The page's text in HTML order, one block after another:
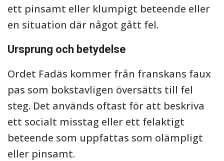
ett pinsamt eller klumpigt beteende eller
en situation där något gått fel.
Ursprung och betydelse
Ordet Fadäs kommer från franskans faux
pas som bokstavligen översätts till fel
steg. Det används oftast för att beskriva
ett socialt misstag eller ett felaktigt
beteende som uppfattas som olämpligt
eller pinsamt.